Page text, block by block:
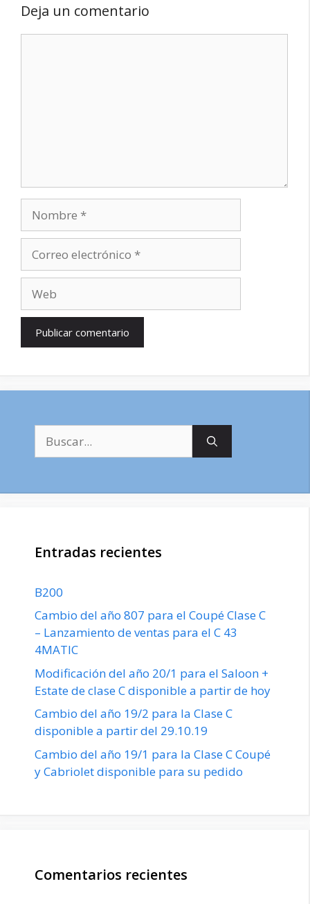
Deja un comentario
electrónico
Entradas recientes
B200
Cambio del año 807 para el Coupé Clase C
– Lanzamiento de ventas para el C 43
4MATIC
Modificación del año 20/1 para el Saloon +
Estate de clase C disponible a partir de hoy
Cambio del año 19/2 para la Clase C
disponible a partir del 29.10.19
Cambio del año 19/1 para la Clase C Coupé
y Cabriolet disponible para su pedido
Comentarios recientes